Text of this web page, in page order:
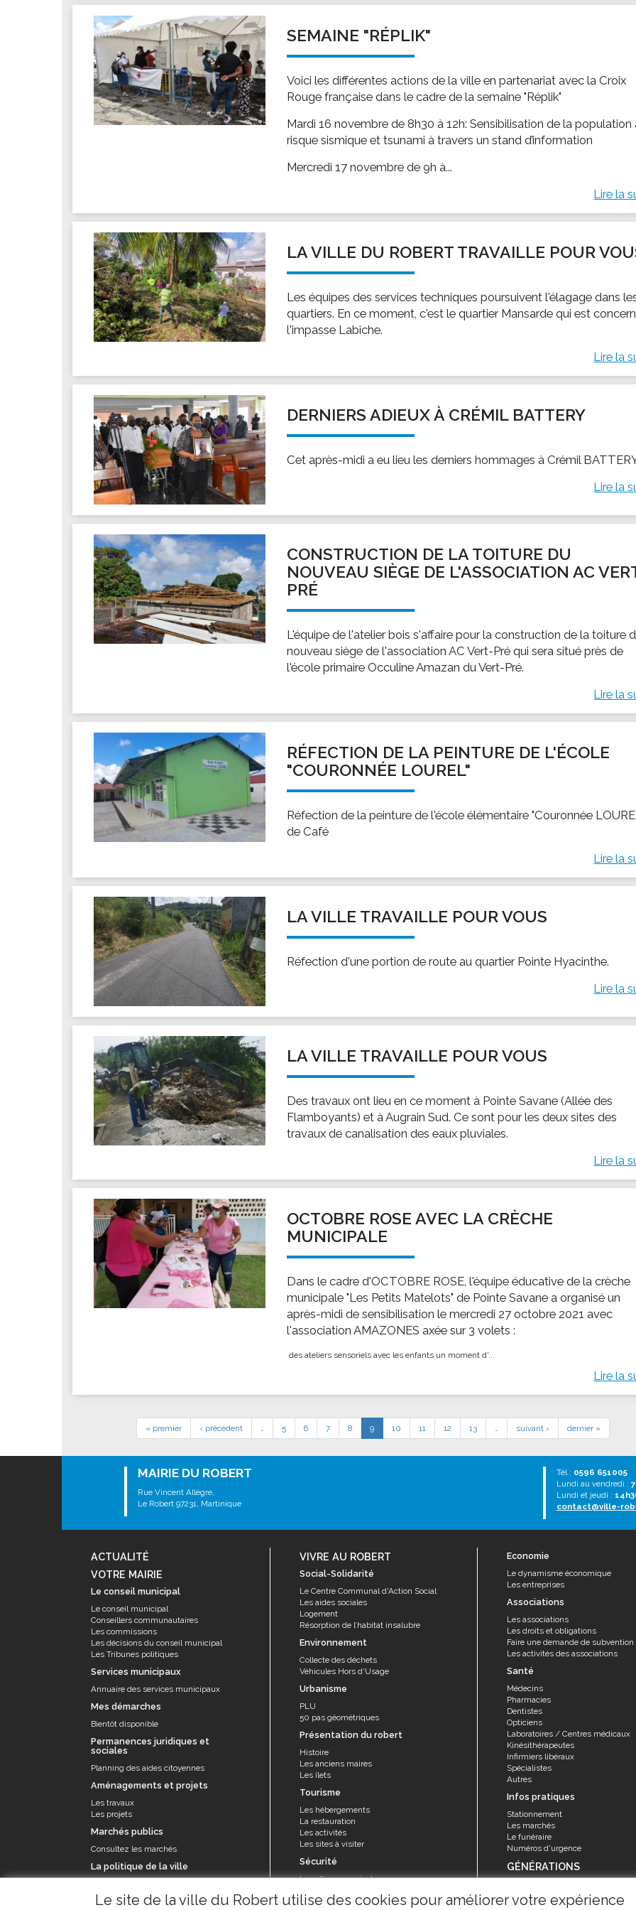
Le site de la ville du Robert utilise des cookies pour améliorer votre expérience
Les associations
Les droits et obligations
Faire une demande de subvention
Les activités des associations
VIE PRATIQUE
Les espaces numériques
Les marchés
Le funéraire
Numéros d'urgence
SANTÉ
Annuaire santé
SEMAINE "RÉPLIK"
Voici les différentes actions de la ville en partenariat avec la Croix
Rouge française dans le cadre de la semaine "Réplik"
Mardi 16 novembre de 8h30 à 12h: Sensibilisation de la population
risque sismique et tsunami à travers un stand d’information
Mercredi 17 novembre de 9h à...
Lire la
LA VILLE DU ROBERT TRAVAILLE POUR
Les équipes des services techniques poursuivent l'élagage dans
quartiers. En ce moment, c'est le quartier Mansarde qui est
l'impasse Labiche.
Lire la
DERNIERS ADIEUX À CRÉMIL BATTERY
Cet après-midi a eu lieu les derniers hommages à Crémil
Lire la
CONSTRUCTION DE LA TOITURE DU
NOUVEAU SIÈGE DE L'ASSOCIATION AC
PRÉ
L'équipe de l'atelier bois s'affaire pour la construction de la toiture
nouveau siège de l'association AC Vert-Pré qui sera situé près de
l'école primaire Occuline Amazan du Vert-Pré.
Lire la
RÉFECTION DE LA PEINTURE DE L'ÉCOLE
"COURONNÉE LOUREL"
Réfection de la peinture de l'école élémentaire "Couronnée
de Café
Lire la
LA VILLE TRAVAILLE POUR VOUS
Réfection d'une portion de route au quartier Pointe Hyacinthe.
Lire la
LA VILLE TRAVAILLE POUR VOUS
Des travaux ont lieu en ce moment à Pointe Savane (Allée des
Flamboyants) et à Augrain Sud. Ce sont pour les deux sites des
travaux de canalisation des eaux pluviales.
Lire la
OCTOBRE ROSE AVEC LA CRÈCHE
MUNICIPALE
Dans le cadre d'OCTOBRE ROSE, l'équipe éducative de la crèche
municipale "Les Petits Matelots" de Pointe Savane a organisé un
après-midi de sensibilisation le mercredi 27 octobre 2021 avec
l'association AMAZONES axée sur 3 volets :
des ateliers sensoriels avec les enfants ​ un moment d'...
Lire la
« premier ‹ précédent … 5 6 7 8 9 10 11 12 13 … suivant › dernier »
MAIRIE DU ROBERT
Rue Vincent Allègre,
Le Robert 97231, Martinique
Tél : 0596 651005
Lundi au vendredi :
Lundi et jeudi :
contact@ville-
ACTUALITÉ
VOTRE MAIRIE
Le conseil municipal
Le conseil municipal
Conseillers communautaires
Les commissions
Les décisions du conseil municipal
Les Tribunes politiques
Services municipaux
Annuaire des services municipaux
Mes démarches
Bientôt disponible
Permanences juridiques et
sociales
Planning des aides citoyennes
Aménagements et projets
Les travaux
Les projets
Marchés publics
Consultez les marchés
La politique de la ville
VIVRE AU ROBERT
Social-Solidarité
Le Centre Communal d'Action Social
Les aides sociales
Logement
Résorption de l’habitat insalubre
Environnement
Collecte des déchets
Véhicules Hors d'Usage
Urbanisme
PLU
50 pas géométriques
Présentation du robert
Histoire
Les anciens maires
Les îlets
Tourisme
Les hébergements
La restauration
Les activités
Les sites à visiter
Sécurité
La police municipale
prévention
Economie
Le dynamisme économique
Les entreprises
Associations
Les associations
Les droits et obligations
Faire une demande de subvention
Les activités des associations
Santé
Médecins
Pharmacies
Dentistes
Opticiens
Laboratoires / Centres médicaux
Kinésithérapeutes
Infirmiers libéraux
Spécialistes
Autres
Infos pratiques
Stationnement
Les marchés
Le funéraire
Numéros d'urgence
GÉNÉRATIONS
Animations et activités